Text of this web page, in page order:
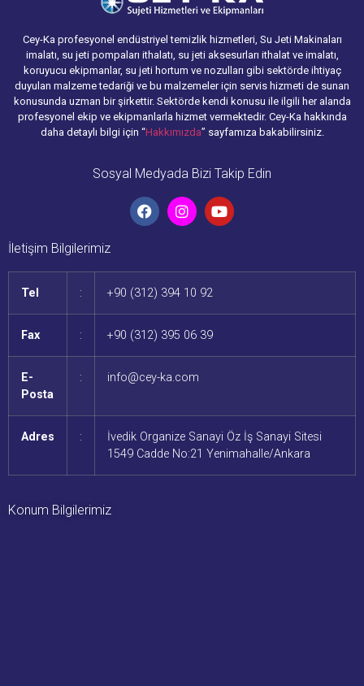
Cey-Ka profesyonel endüstriyel temizlik hizmetleri, Su Jeti Makinaları
imalatı, su jeti pompaları ithalatı, su jeti aksesurları ithalat ve imalatı,
koruyucu ekipmanlar, su jeti hortum ve nozulları gibi sektörde ihtiyaç
duyulan malzeme tedariği ve bu malzemeler için servis hizmeti de sunan
konusunda uzman bir şirkettir. Sektörde kendi konusu ile ilgili her alanda
profesyonel ekip ve ekipmanlarla hizmet vermektedir. Cey-Ka hakkında
daha detaylı bilgi için “Hakkımızda” sayfamıza bakabilirsiniz.
Sosyal Medyada Bizi Takip Edin
İletişim Bilgilerimiz
Tel : +90 (312) 394 10 92
Fax : +90 (312) 395 06 39
E-
Posta
: info@cey-ka.com
Adres :
İvedik Organize Sanayi Öz İş Sanayi Sitesi
1549 Cadde No:21 Yenimahalle/Ankara
Konum Bilgilerimiz